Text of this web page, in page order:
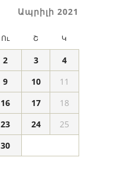
Ապրիլի 2021
Ու Շ Կ
2 3
4
9 10
11
16 17
18
23 24
25
30